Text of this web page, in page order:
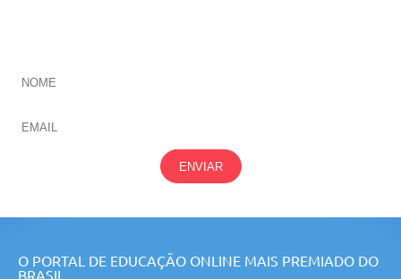
ENVIAR
O PORTAL DE EDUCAÇÃO ONLINE MAIS PREMIADO DO
BRASIL